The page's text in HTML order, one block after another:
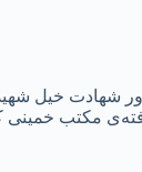
شهادت خیل
مکتب خمینی